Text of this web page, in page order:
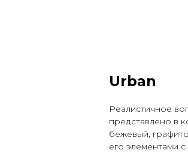
Urban
Реалистичное
представлено в
бежевый,
его элементами